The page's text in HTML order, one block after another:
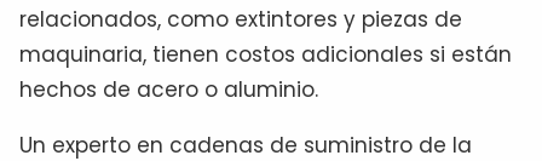
relacionados, como extintores y piezas de
maquinaria, tienen costos adicionales si están
hechos de acero o aluminio.
Un experto en cadenas de suministro de la